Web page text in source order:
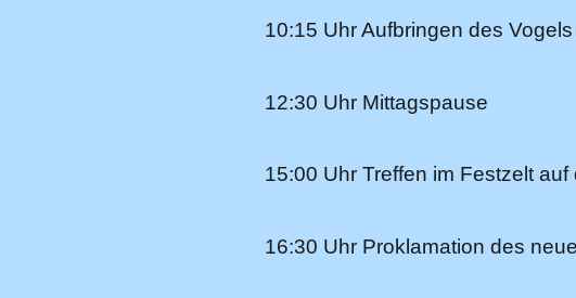
10:15 Uhr Aufbringen des
12:30 Uhr Mittagspause
15:00 Uhr Treffen im Festzelt
16:30 Uhr Proklamation des